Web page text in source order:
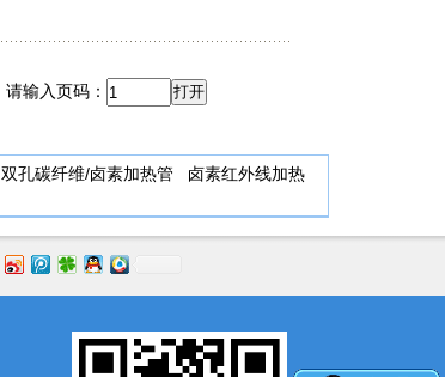
请输入页码：
双孔碳纤维/卤素加热管
卤素红外线加热